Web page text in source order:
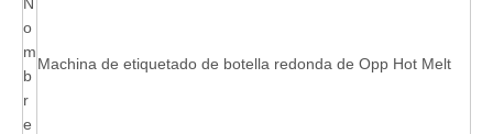
o
m
b
r
e
Machina de etiquetado de botella redonda de Opp Hot Melt